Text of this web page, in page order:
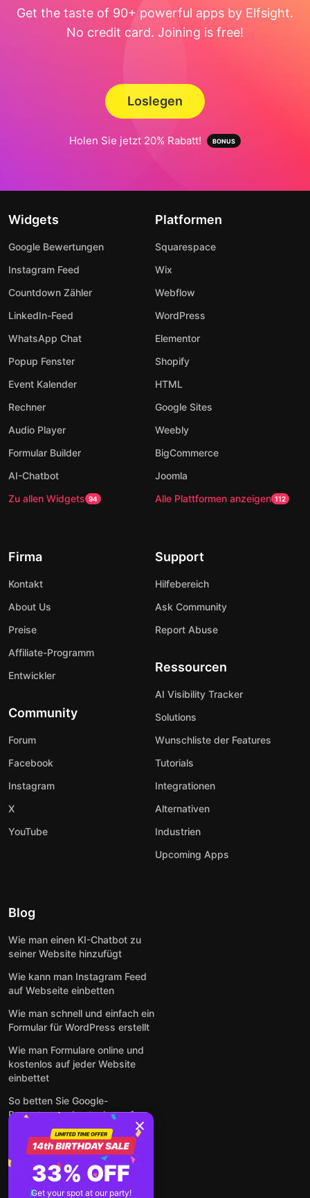
Get the taste of 90+ powerful apps by Elfsight.
No credit card. Joining is free!
Loslegen
Holen Sie jetzt 20% Rabatt!
Widgets
Google Bewertungen
Instagram Feed
Countdown Zähler
LinkedIn-Feed
WhatsApp Chat
Popup Fenster
Event Kalender
Rechner
Audio Player
Formular Builder
AI-Chatbot
Zu allen Widgets 94
Platformen
Squarespace
Wix
Webflow
WordPress
Elementor
Shopify
HTML
Google Sites
Weebly
BigCommerce
Joomla
Alle Plattformen anzeigen 112
Firma
Kontakt
About Us
Preise
Affiliate-Programm
Entwickler
Community
Forum
Facebook
Instagram
X
YouTube
Support
Hilfebereich
Ask Community
Report Abuse
Ressourcen
AI Visibility Tracker
Solutions
Wunschliste der Features
Tutorials
Integrationen
Alternativen
Industrien
Upcoming Apps
Blog
Wie man einen KI-Chatbot zu
seiner Website hinzufügt
Wie kann man Instagram Feed
auf Webseite einbetten
Wie man schnell und einfach ein
Formular für WordPress erstellt
Wie man Formulare online und
kostenlos auf jeder Website
einbettet
So betten Sie Google-
Bewertungen kostenlos auf
einer Website ein
Alle Beiträge anzeigen
33% OFF
Get your spot at our party!